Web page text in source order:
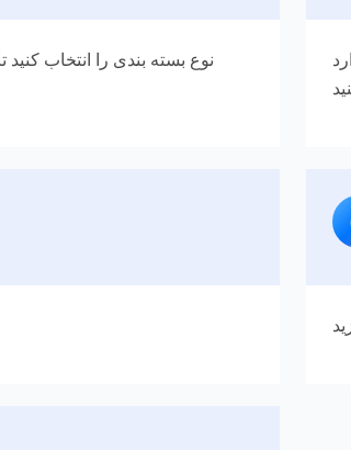
نوع بسته بندی را انتخاب